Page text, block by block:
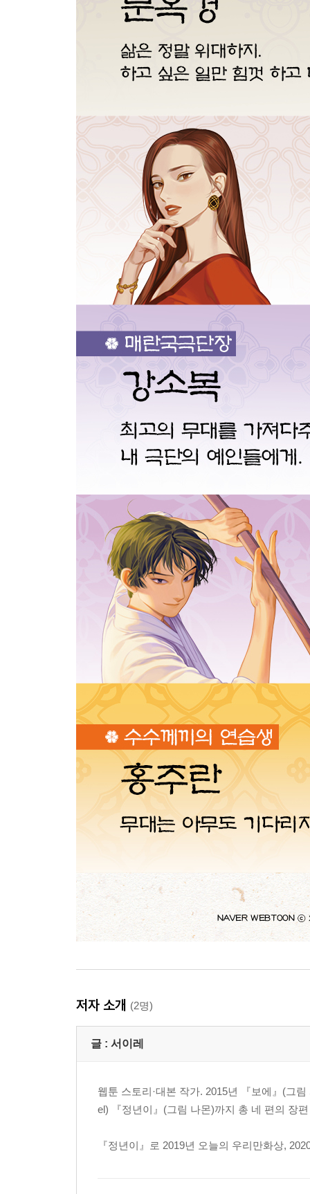
저자 소개 (2명)
글 : 서이레
웹툰 스토리·대본 작가. 2015년 『보에』(그
el) 『정년이』(그림 나몬)까지 총 네 편의 장
『정년이』로 2019년 오늘의 우리만화상,